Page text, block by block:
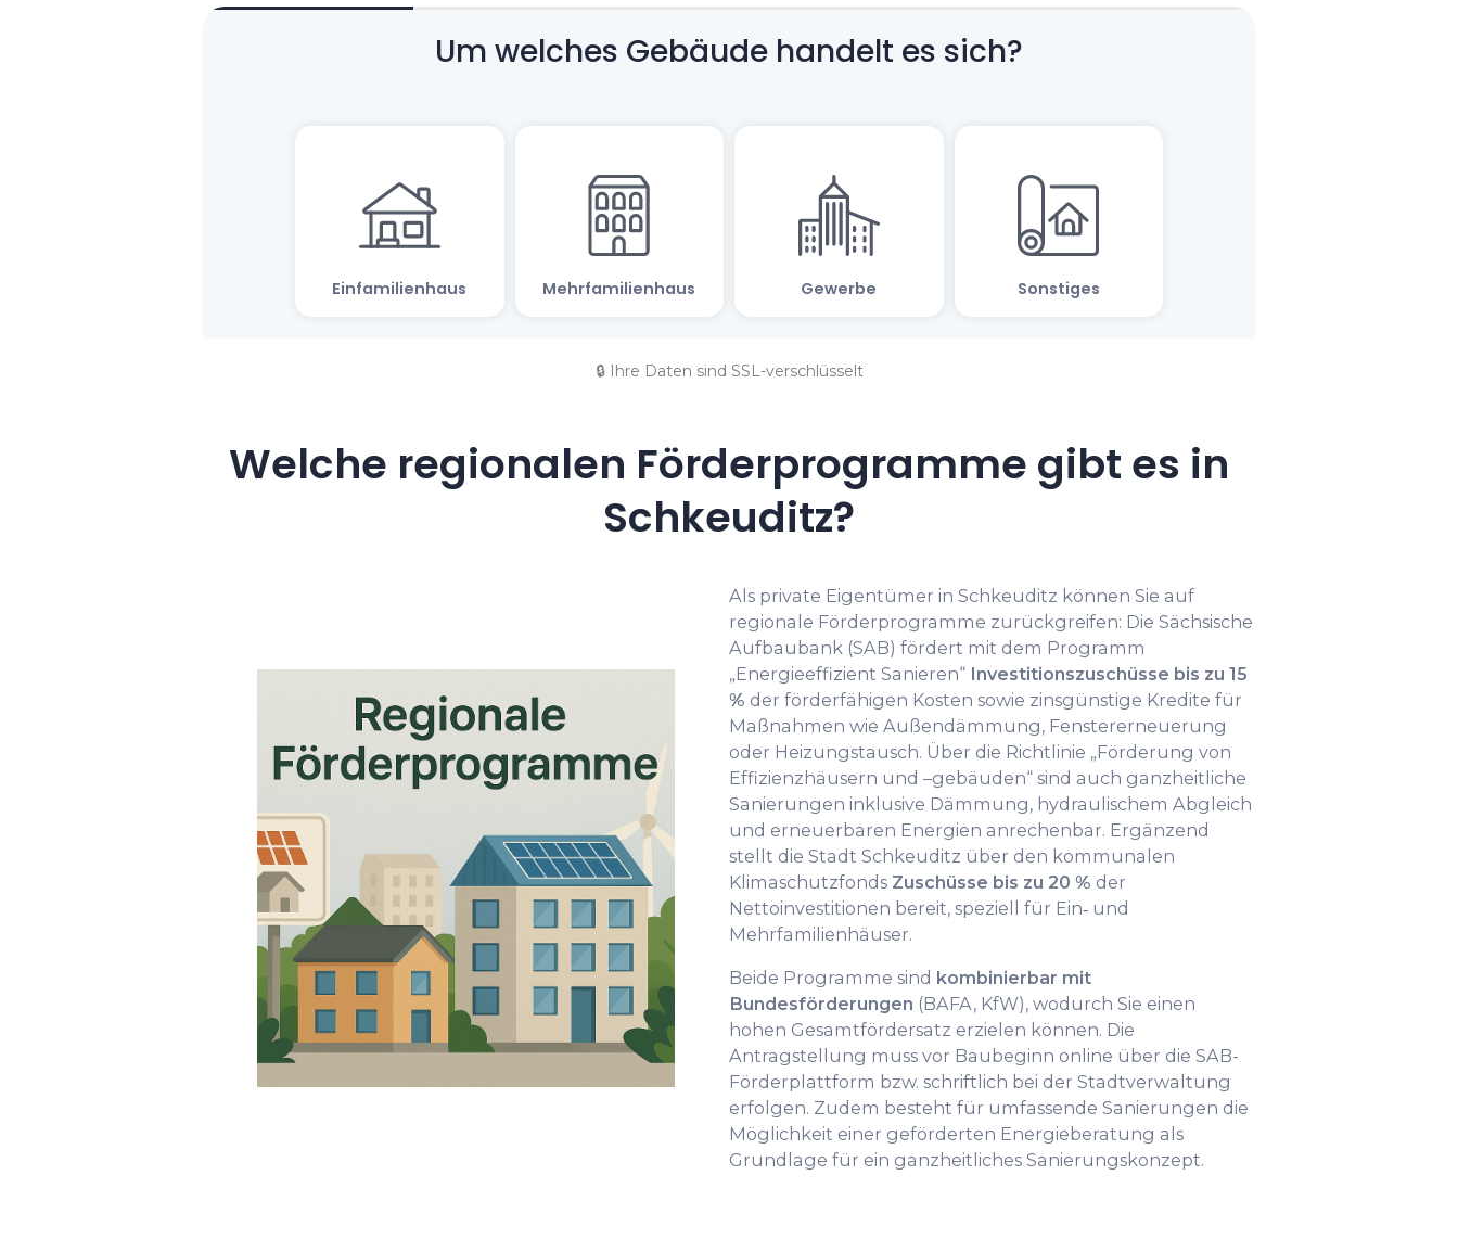
🔒 Ihre Daten sind SSL-verschlüsselt
Welche regionalen Förderprogramme gibt es in
Schkeuditz?
Als private Eigentümer in Schkeuditz können Sie auf
regionale Förderprogramme zurückgreifen: Die Sächsische
Aufbaubank (SAB) fördert mit dem Programm
„Energieeffizient Sanieren“ Investitionszuschüsse bis zu 15
% der förderfähigen Kosten sowie zinsgünstige Kredite für
Maßnahmen wie Außendämmung, Fenstererneuerung
oder Heizungstausch. Über die Richtlinie „Förderung von
Effizienzhäusern und –gebäuden“ sind auch ganzheitliche
Sanierungen inklusive Dämmung, hydraulischem Abgleich
und erneuerbaren Energien anrechenbar. Ergänzend
stellt die Stadt Schkeuditz über den kommunalen
Klimaschutzfonds Zuschüsse bis zu 20 % der
Nettoinvestitionen bereit, speziell für Ein‐ und
Mehrfamilienhäuser.
Beide Programme sind kombinierbar mit
Bundesförderungen (BAFA, KfW), wodurch Sie einen
hohen Gesamtfördersatz erzielen können. Die
Antragstellung muss vor Baubeginn online über die SAB-
Förderplattform bzw. schriftlich bei der Stadtverwaltung
erfolgen. Zudem besteht für umfassende Sanierungen die
Möglichkeit einer geförderten Energieberatung als
Grundlage für ein ganzheitliches Sanierungskonzept.